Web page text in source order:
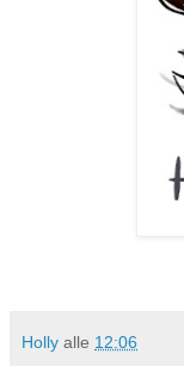
Holly alle 12:06